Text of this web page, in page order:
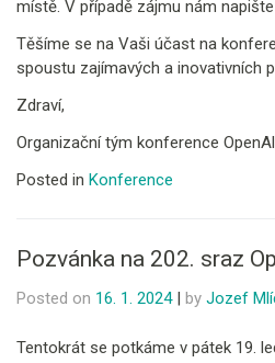
místě. V případě zájmu nám
Těšíme se na Vaši účast na
spoustu zajímavých a inovativních
Zdraví,
Organizační tým konference
Posted in Konference
Pozvánka na 202. sraz
Posted on 16. 1. 2024| by Jozef
Tentokrát se potkáme v pátek 19.